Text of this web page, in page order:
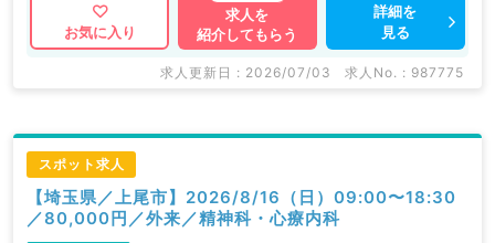
お気に入り
求人を
紹介してもらう
詳細を
見る
求人更新日 : 2026/07/03 求人No. : 987775
スポット求人
【埼玉県／上尾市】2026/8/16（日）09:00〜18:30
／80,000円／外来／精神科・心療内科